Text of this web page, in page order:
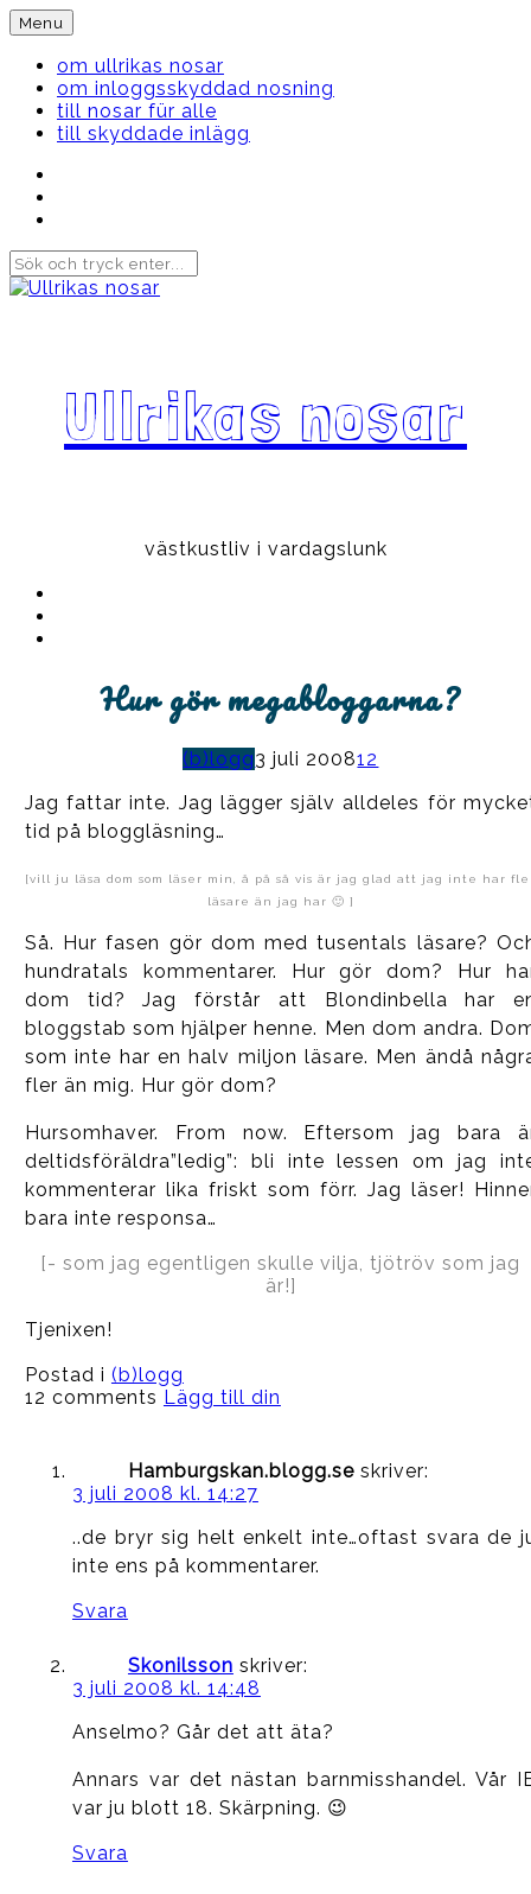
Skip
to
content
Menu
om ullrikas nosar
om inloggsskyddad nosning
till nosar für alle
till skyddade inlägg
Ullrikas nosar
västkustliv i vardagslunk
Hur gör megabloggarna?
(b)logg3 juli 200812
Jag fattar inte. Jag lägger själv alldeles för
tid på bloggläsning…
[vill ju läsa dom som läser min, å på så vis är jag glad att jag inte har
läsare än jag har 🙂 ]
Så. Hur fasen gör dom med tusentals läsare?
hundratals kommentarer. Hur gör dom? Hur
dom tid? Jag förstår att Blondinbella har
bloggstab som hjälper henne. Men dom andra.
som inte har en halv miljon läsare. Men ändå
fler än mig. Hur gör dom?
Hursomhaver. From now. Eftersom jag bara
deltidsföräldra”ledig”: bli inte lessen om jag
kommenterar lika friskt som förr. Jag läser!
bara inte responsa…
[- som jag egentligen skulle vilja, tjötröv som jag
är!]
Tjenixen!
Postad i (b)logg
12 comments Lägg till din
Hamburgskan.blogg.se skriver:
3 juli 2008 kl. 14:27
..de bryr sig helt enkelt inte…oftast svara de
inte ens på kommentarer.
Svara
Skonilsson skriver:
3 juli 2008 kl. 14:48
Anselmo? Går det att äta?
Annars var det nästan barnmisshandel. Vår
var ju blott 18. Skärpning. 😉
Svara